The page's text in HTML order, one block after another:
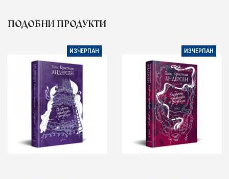
ПОДОБНИ ПРОДУКТИ
ИЗЧЕРПАН ИЗЧЕРПАН